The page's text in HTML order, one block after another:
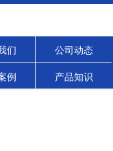
们 公司动态
例 产品知识